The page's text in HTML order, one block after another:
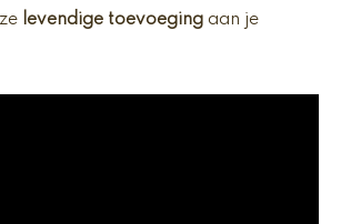
levendige toevoeging aan je